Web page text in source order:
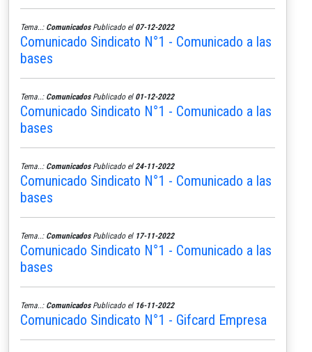
Tema..: ComunicadosPublicado el 07-12-2022
Comunicado Sindicato N°1 - Comunicado a las
bases
Tema..: ComunicadosPublicado el 01-12-2022
Comunicado Sindicato N°1 - Comunicado a las
bases
Tema..: ComunicadosPublicado el 24-11-2022
Comunicado Sindicato N°1 - Comunicado a las
bases
Tema..: ComunicadosPublicado el 17-11-2022
Comunicado Sindicato N°1 - Comunicado a las
bases
Tema..: ComunicadosPublicado el 16-11-2022
Comunicado Sindicato N°1 - Gifcard Empresa